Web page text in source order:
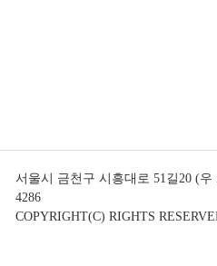
서울시 금천구 시흥대로 51길20 (
4286
COPYRIGHT(C) RIGHTS